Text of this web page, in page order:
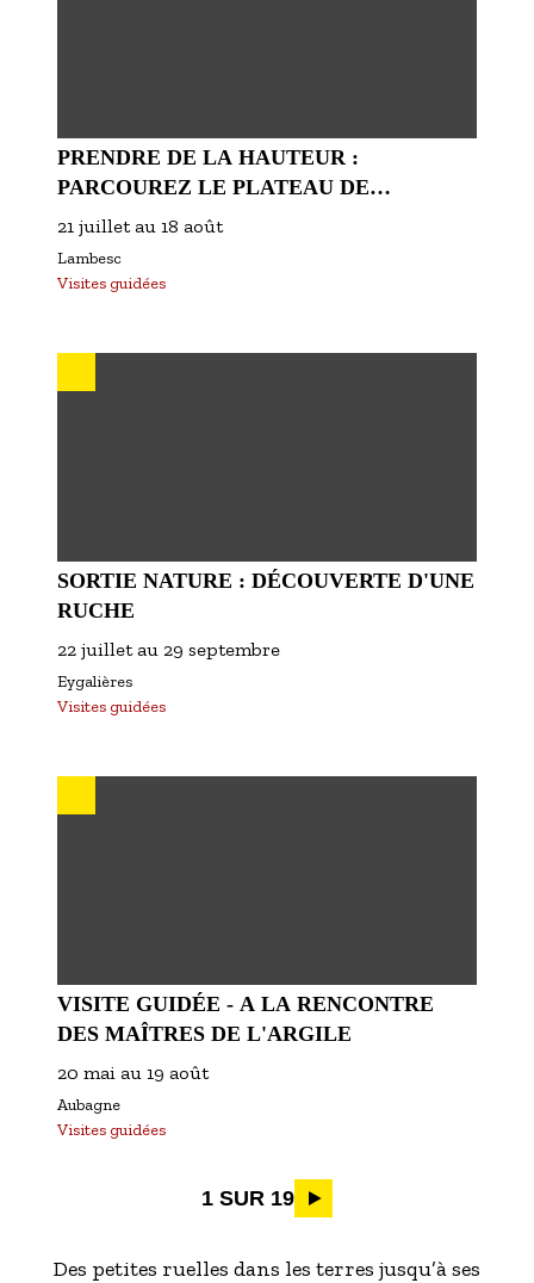
PRENDRE DE LA HAUTEUR :
PARCOUREZ LE PLATEAU DE
MANIVERT !
21 juillet au 18 août
Lambesc
Visites guidées
SORTIE NATURE : DÉCOUVERTE D'UNE
RUCHE
22 juillet au 29 septembre
Eygalières
Visites guidées
VISITE GUIDÉE - A LA RENCONTRE
DES MAÎTRES DE L'ARGILE
20 mai au 19 août
Aubagne
Visites guidées
Pagination
1 SUR 19
Des petites ruelles dans les terres jusqu’à ses